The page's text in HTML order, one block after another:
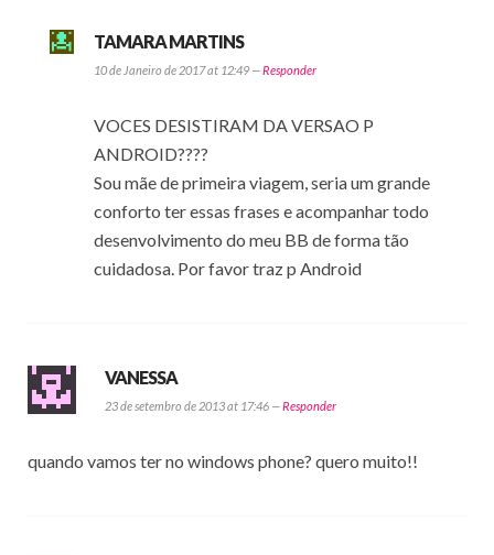
TAMARA MARTINS
10 de Janeiro de 2017 at 12:49 —Responder
VOCES DESISTIRAM DA VERSAO P
ANDROID????
Sou mãe de primeira viagem, seria um grande
conforto ter essas frases e acompanhar todo
desenvolvimento do meu BB de forma tão
cuidadosa. Por favor traz p Android
VANESSA
23 de setembro de 2013 at 17:46 —Responder
quando vamos ter no windows phone? quero muito!!